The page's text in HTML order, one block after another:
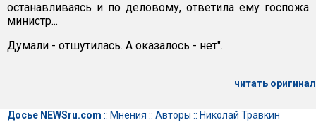
останавливаясь и по деловому, ответила ему госпожа
министр...
Думали - отшутилась. А оказалось - нет".
читать оригинал
Досье NEWSru.com :: Мнения :: Авторы :: Николай Травкин